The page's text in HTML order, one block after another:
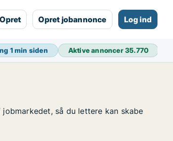
Opret Opret jobannonce Log ind
1 min siden Aktive annoncer35.770
så du lettere kan skabe